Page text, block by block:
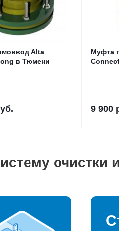
Alta
в Тюмени
Муфта
9 900
очистки